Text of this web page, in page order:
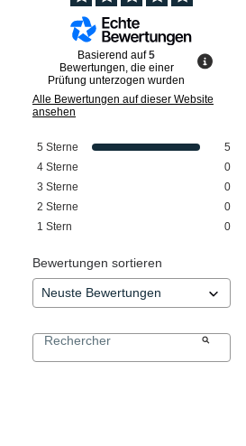
Basierend auf5
Bewertungen, die einer
Prüfung unterzogen wurden
Alle Bewertungen auf dieser Website
ansehen
5 Sterne
5
4 Sterne
0
3 Sterne
0
2 Sterne
0
1 Stern 0
Bewertungen sortieren